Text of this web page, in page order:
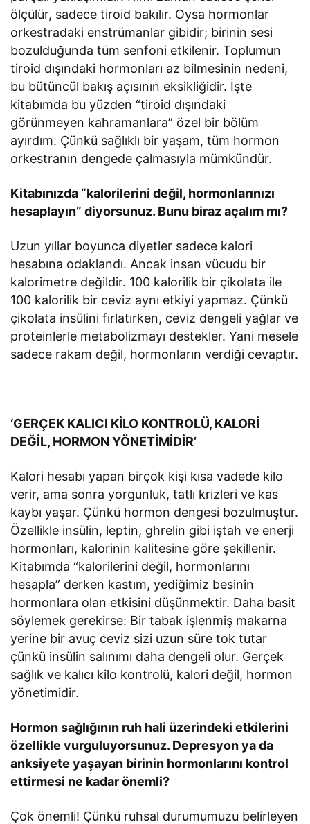
ölçülür, sadece tiroid bakılır. Oysa hormonlar
orkestradaki enstrümanlar gibidir; birinin sesi
bozulduğunda tüm senfoni etkilenir. Toplumun
tiroid dışındaki hormonları az bilmesinin nedeni,
bu bütüncül bakış açısının eksikliğidir. İşte
kitabımda bu yüzden “tiroid dışındaki
görünmeyen kahramanlara” özel bir bölüm
ayırdım. Çünkü sağlıklı bir yaşam, tüm hormon
orkestranın dengede çalmasıyla mümkündür.
Kitabınızda “kalorilerini değil, hormonlarınızı
hesaplayın” diyorsunuz. Bunu biraz açalım mı?
Uzun yıllar boyunca diyetler sadece kalori
hesabına odaklandı. Ancak insan vücudu bir
kalorimetre değildir. 100 kalorilik bir çikolata ile
100 kalorilik bir ceviz aynı etkiyi yapmaz. Çünkü
çikolata insülini fırlatırken, ceviz dengeli yağlar ve
proteinlerle metabolizmayı destekler. Yani mesele
sadece rakam değil, hormonların verdiği cevaptır.
‘GERÇEK KALICI KİLO KONTROLÜ, KALORİ
DEĞİL, HORMON YÖNETİMİDİR’
Kalori hesabı yapan birçok kişi kısa vadede kilo
verir, ama sonra yorgunluk, tatlı krizleri ve kas
kaybı yaşar. Çünkü hormon dengesi bozulmuştur.
Özellikle insülin, leptin, ghrelin gibi iştah ve enerji
hormonları, kalorinin kalitesine göre şekillenir.
Kitabımda “kalorilerini değil, hormonlarını
hesapla” derken kastım, yediğimiz besinin
hormonlara olan etkisini düşünmektir. Daha basit
söylemek gerekirse: Bir tabak işlenmiş makarna
yerine bir avuç ceviz sizi uzun süre tok tutar
çünkü insülin salınımı daha dengeli olur. Gerçek
sağlık ve kalıcı kilo kontrolü, kalori değil, hormon
yönetimidir.
Hormon sağlığının ruh hali üzerindeki etkilerini
özellikle vurguluyorsunuz. Depresyon ya da
anksiyete yaşayan birinin hormonlarını kontrol
ettirmesi ne kadar önemli?
Çok önemli! Çünkü ruhsal durumumuzu belirleyen